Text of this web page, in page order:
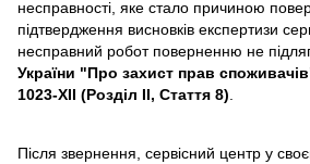
несправності, яке стало причиною
підтвердження висновків експертизи
несправний робот поверненню не
України "Про захист прав
1023-XII (Розділ II, Стаття 8)
Після звернення, сервісний центр у